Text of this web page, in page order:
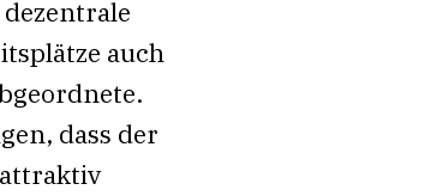
auch
dass der